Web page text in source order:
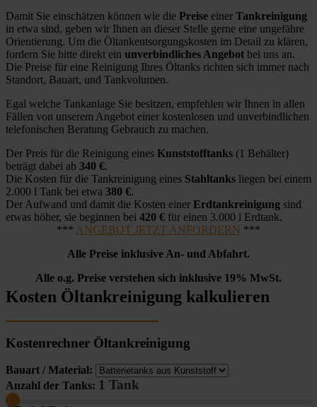
Damit Sie einschätzen können wie die Preise einer Tankreinigung
in etwa sind, geben wir Ihnen an dieser Stelle gerne eine ungefähre
Orientierung. Um die Öltankentsorgungskosten im Detail zu klären,
fordern Sie bitte direkt ein unverbindliches Angebot bei uns an.
Die Preise für eine Reinigung Ihres Öltanks richten sich immer nach
Standort, Bauart, und Tankvolumen.
Egal welche Tankanlage Sie besitzen, empfehlen wir Ihnen in allen
Fällen von unserem Angebot einer kostenlosen und unverbindlichen
telefonischen Beratung Gebrauch zu machen.
Der Preis für die Reinigung eines Kunststofftanks (1 Behälter)
beträgt dabei ab 340 €.
Die Kosten für die Tankreinigung eines Stahltanks liegen bei einem
2.000 l Tank bei etwa 380 €.
Der Aufwand und damit die Kosten einer Erdtankreinigung sind
etwas höher, sie beginnen bei 420 € für einen 3.000 l Erdtank.
*** ANGEBOT JETZT ANFORDERN ***
Alle Preise inklusive An- und Abfahrt.
Alle o.g. Preise verstehen sich inklusive 19% MwSt.
Kosten Öltankreinigung kalkulieren
Kostenrechner Öltankreinigung
Bauart / Material:
Anzahl der Tanks: 1 Tank